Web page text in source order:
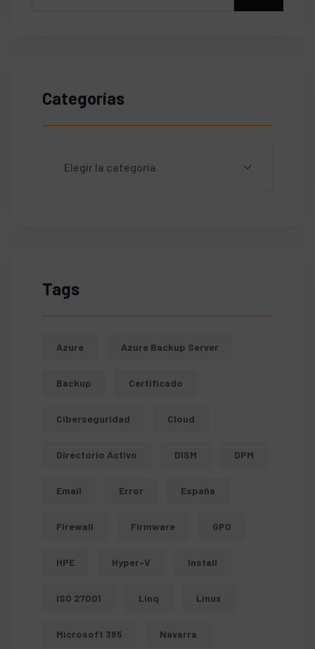
Categorías
Tags
Azure Azure Backup Server
Backup Certificado
Ciberseguridad Cloud
Directorio Activo DISM DPM
Email Error España
Firewall Firmware GPO
HPE Hyper-V Install
ISO 27001 Linq Linux
Microsoft 365 Navarra